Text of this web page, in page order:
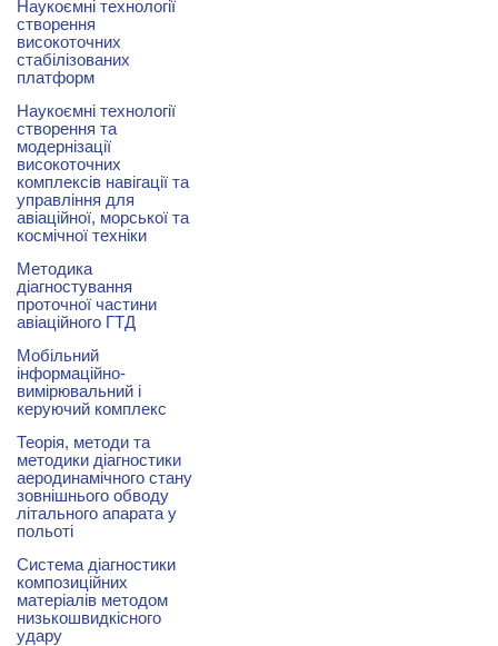
Наукоємні технології
створення
високоточних
стабілізованих
платформ
Наукоємні технології
створення та
модернізації
високоточних
комплексів навігації та
управління для
авіаційної, морської та
космічної техніки
Методика
діагностування
проточної частини
авіаційного ГТД
Мобільний
інформаційно-
вимірювальний і
керуючий комплекс
Теорія, методи та
методики діагностики
аеродинамічного стану
зовнішнього обводу
літального апарата у
польоті
Система діагностики
композиційних
матеріалів методом
низькошвидкісного
удару